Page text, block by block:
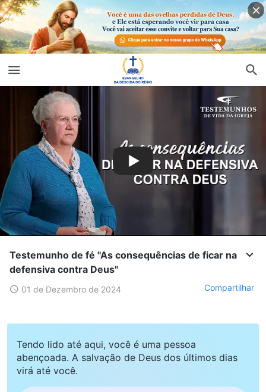
Testemunho de fé "As consequências de ficar na
defensiva contra Deus"
01 de Dezembro de 2024 Compartilhar
Tendo lido até aqui, você é uma pessoa
abençoada. A salvação de Deus dos últimos dias
virá até você.